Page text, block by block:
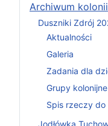
Archiwum kolonii
Duszniki Zdrój
Aktualności
Galeria
Zadania dla
Grupy kolonijne
Spis rzeczy do
Jodłówka